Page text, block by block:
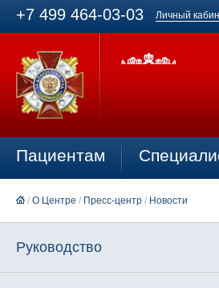
+7 499 464-03-03 Личный
Пациентам
/ О Центре / Пресс-центр / Новости
Руководство